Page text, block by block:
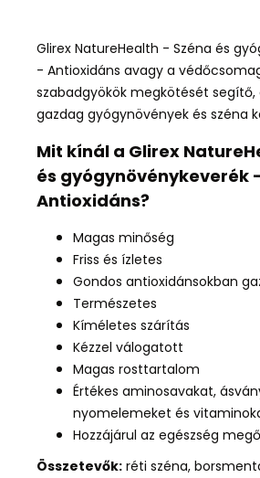
Glirex NatureHealth - Széna és
- Antioxidáns avagy a
szabadgyökök megkötését segítő,
gazdag gyógynövények és széna
Mit kínál a Glirex
és gyógynövénykeverék -
Antioxidáns?
Magas minőség
Friss és ízletes
Gondos antioxidánsokban
Természetes
Kíméletes szárítás
Kézzel válogatott
Magas rosttartalom
Értékes aminosavakat,
nyomelemeket és
Hozzájárul az egészség
Összetevők: réti széna,